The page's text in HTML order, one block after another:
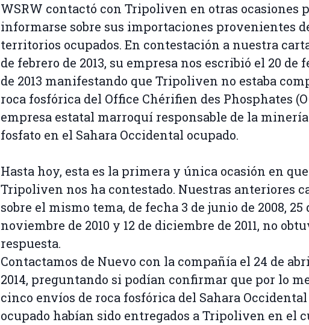
WSRW contactó con Tripoliven en otras ocasiones
informarse sobre sus importaciones provenientes
territorios ocupados. En contestación a nuestra
de febrero de 2013, su empresa nos escribió el 20 de
de 2013 manifestando que Tripoliven no estaba
roca fosfórica del Office Chérifien des Phosphates
empresa estatal marroquí responsable de la
fosfato en el Sahara Occidental ocupado.
Hasta hoy, esta es la primera y única ocasión en que
Tripoliven nos ha contestado. Nuestras anteriores
sobre el mismo tema, de fecha 3 de junio de 2008, 25
noviembre de 2010 y 12 de diciembre de 2011, no
respuesta.
Contactamos de Nuevo con la compañía el 24 de
2014, preguntando si podían confirmar que por lo
cinco envíos de roca fosfórica del Sahara Occidental
ocupado habían sido entregados a Tripoliven en el